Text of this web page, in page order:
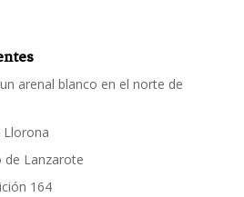
arenal blanco en el norte de
Llorona
de Lanzarote
164